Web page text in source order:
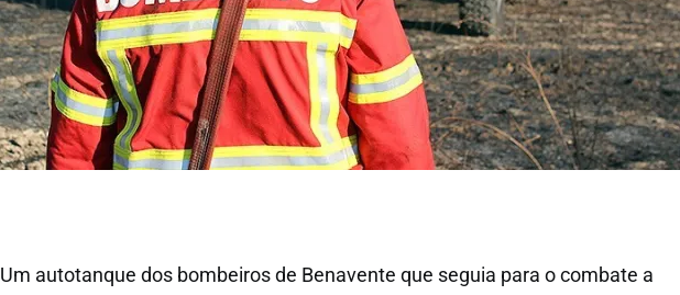
Um autotanque dos bombeiros de Benavente que seguia para o combate a